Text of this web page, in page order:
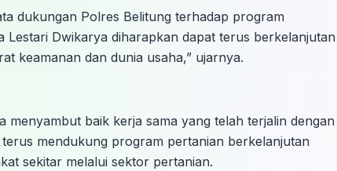
dukungan Polres Belitung terhadap program
Lestari Dwikarya diharapkan dapat terus berkelanjutan
keamanan dan dunia usaha,” ujarnya.
menyambut baik kerja sama yang telah terjalin dengan
mendukung program pertanian berkelanjutan
sekitar melalui sektor pertanian.